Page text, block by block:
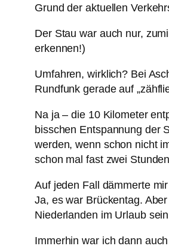
Grund der aktuellen
Der Stau war auch nur,
erkennen!)
Umfahren, wirklich? Bei
Rundfunk gerade auf
Na ja – die 10 Kilometer
bisschen Entspannung der
werden, wenn schon nicht
schon mal fast zwei
Auf jeden Fall dämmerte
Ja, es war Brückentag.
Niederlanden im Urlaub
Immerhin war ich dann